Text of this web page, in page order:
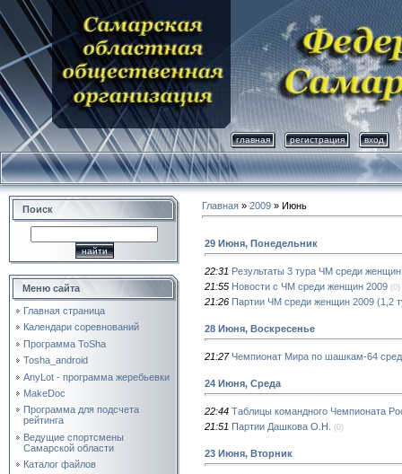
главная регистрация вход
Поиск
Меню сайта
Главная страница
Календари соревнований
Программа ToSha
Tosha_android
AnyLot - программа жеребьевки
MakeDoc
Программа для подсчета
рейтинга
Ведущие спортсмены
Самарской области
Каталог файлов
Главная » 2009 » Июнь
29 Июня, Понедельник
22:31 Результаты 3 тура ЧМ среди
21:55 Новости с ЧМ среди женщин 2009 (0)
21:26 Партии ЧМ среди женщин 2009 (1,2
28 Июня, Воскресенье
21:27 Чемпионат Мира по шашкам-64
24 Июня, Среда
22:44 Таблицы командного Чемпионата
21:51 Партии Дашкова О.Н. (0)
23 Июня, Вторник